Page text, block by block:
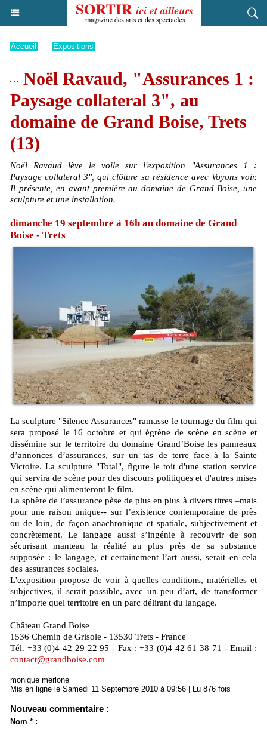
Accueil Expositions
Noël Ravaud, "Assurances 1 :
Paysage collateral 3", au
domaine de Grand Boise, Trets
(13)
Noël Ravaud lève le voile sur l'exposition "Assurances 1 :
Paysage collateral 3", qui clôture sa résidence avec Voyons voir.
Il présente, en avant première au domaine de Grand Boise, une
sculpture et une installation.
dimanche 19 septembre à 16h au domaine de Grand
Boise - Trets
La sculpture "Silence Assurances" ramasse le tournage du film qui
sera proposé le 16 octobre et qui égrène de scène en scène et
dissémine sur le territoire du domaine Grand’Boise les panneaux
d’annonces d’assurances, sur un tas de terre face à la Sainte
Victoire. La sculpture "Total", figure le toit d'une station service
qui servira de scène pour des discours politiques et d'autres mises
en scène qui alimenteront le film.
La sphère de l’assurance pèse de plus en plus à divers titres –mais
pour une raison unique-- sur l’existence contemporaine de près
ou de loin, de façon anachronique et spatiale, subjectivement et
concrètement. Le langage aussi s’ingénie à recouvrir de son
sécurisant manteau la réalité au plus près de sa substance
supposée : le langage, et certainement l’art aussi, serait en cela
des assurances sociales.
L'exposition propose de voir à quelles conditions, matérielles et
subjectives, il serait possible, avec un peu d’art, de transformer
n’importe quel territoire en un parc délirant du langage.
Château Grand Boise
1536 Chemin de Grisole - 13530 Trets - France
Tél. +33 (0)4 42 29 22 95 - Fax : +33 (0)4 42 61 38 71 - Email :
contact@grandboise.com
monique merlone
Mis en ligne le Samedi 11 Septembre 2010 à 09:56 | Lu 876 fois
Nouveau commentaire :
Nom * :